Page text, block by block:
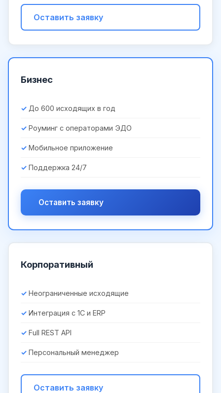
Оставить заявку
Бизнес
До 600 исходящих в год
Роуминг с операторами ЭДО
Мобильное приложение
Поддержка 24/7
Оставить заявку
Корпоративный
Неограниченные исходящие
Интеграция с 1С и ERP
Full REST API
Персональный менеджер
Оставить заявку